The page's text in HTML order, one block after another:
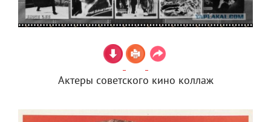
Актеры советского кино коллаж